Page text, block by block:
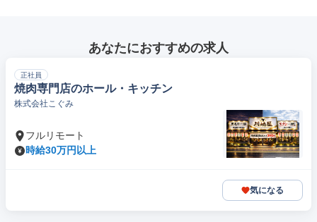
あなたにおすすめの求人
正社員
焼肉専門店のホール・キッチン
株式会社こぐみ
フルリモート
時給30万円以上
気になる